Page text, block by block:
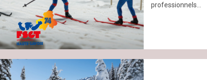
professionnels...